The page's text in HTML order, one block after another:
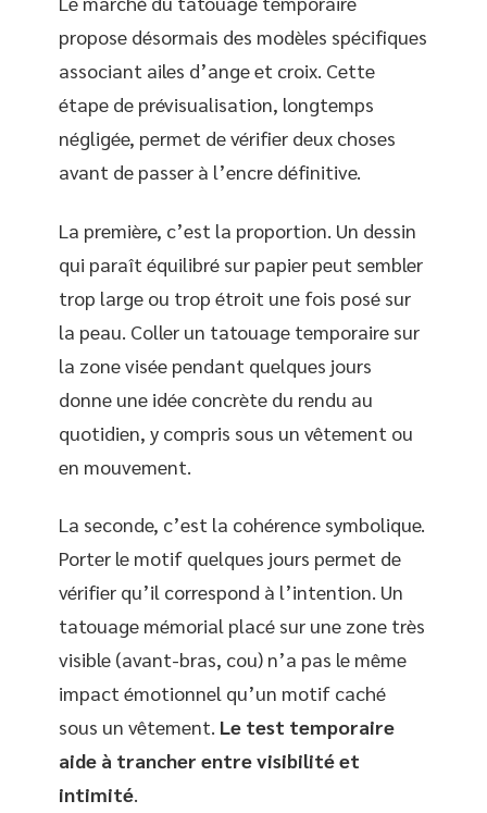
propose désormais des modèles spécifiques
associant ailes d’ange et croix. Cette
étape de prévisualisation, longtemps
négligée, permet de vérifier deux choses
avant de passer à l’encre définitive.
La première, c’est la proportion. Un dessin
qui paraît équilibré sur papier peut sembler
trop large ou trop étroit une fois posé sur
la peau. Coller un tatouage temporaire sur
la zone visée pendant quelques jours
donne une idée concrète du rendu au
quotidien, y compris sous un vêtement ou
en mouvement.
La seconde, c’est la cohérence symbolique.
Porter le motif quelques jours permet de
vérifier qu’il correspond à l’intention. Un
tatouage mémorial placé sur une zone très
visible (avant-bras, cou) n’a pas le même
impact émotionnel qu’un motif caché
sous un vêtement. Le test temporaire
aide à trancher entre visibilité et
intimité.